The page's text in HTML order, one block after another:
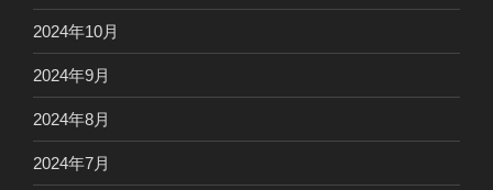
2024年10月
2024年9月
2024年8月
2024年7月